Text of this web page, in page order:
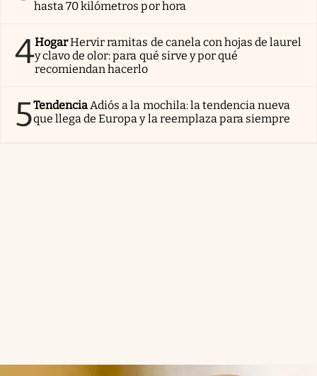
hasta 70 kilómetros por hora
4HogarHervir ramitas de canela con hojas de laurel
y clavo de olor: para qué sirve y por qué
recomiendan hacerlo
5TendenciaAdiós a la mochila: la tendencia nueva
que llega de Europa y la reemplaza para siempre